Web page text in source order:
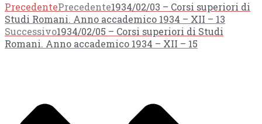
PrecedentePrecedente1934/02/03 – Corsi superiori di
Studi Romani. Anno accademico 1934 – XII – 13
Successivo1934/02/05 – Corsi superiori di Studi
Romani. Anno accademico 1934 – XII – 15